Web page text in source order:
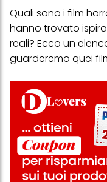
Quali sono i film
hanno trovato
reali? Ecco un
guarderemo quei